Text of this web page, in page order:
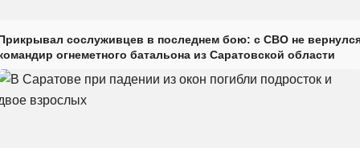
сослуживцев в последнем бою: с СВО не
огнеметного батальона из Саратовской области